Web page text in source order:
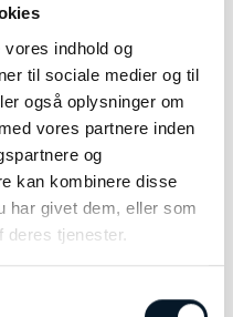
indhold og
til sociale medier og til
også oplysninger om
vores partnere inden
og
kan kombinere disse
har givet dem, eller som
deres tjenester.